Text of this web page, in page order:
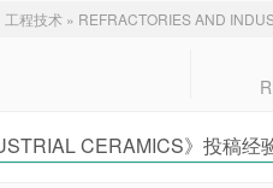
工程技术 » REFRACTORIES AND
CERAMICS》投稿经